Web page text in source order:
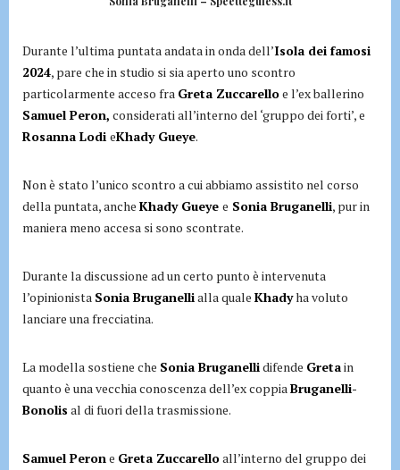
Durante l’ultima puntata andata in onda dell’Isola dei famosi
2024, pare che in studio si sia aperto uno scontro
particolarmente acceso fra Greta Zuccarelloe l’ex ballerino
Samuel Peron, considerati all’interno del ‘gruppo dei forti’, e
Rosanna Lodi eKhady Gueye.
Non è stato l’unico scontro a cui abbiamo assistito nel corso
della puntata, anche Khady Gueye e Sonia Bruganelli, pur in
maniera meno accesa si sono scontrate.
Durante la discussione ad un certo punto è intervenuta
l’opinionista Sonia Bruganellialla quale Khadyha voluto
lanciare una frecciatina.
La modella sostiene che Sonia Bruganellidifende Gretain
quanto è una vecchia conoscenza dell’ex coppiaBruganelli-
Bonolis al di fuori della trasmissione.
Samuel Perone Greta Zuccarelloall’interno del gruppo dei